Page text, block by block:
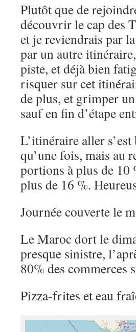
Plutôt que de
découvrir le cap des
et je reviendrais par
par un autre
piste, et déjà bien
risquer sur cet
de plus, et grimper
sauf en fin d’étape
L’itinéraire aller
qu’une fois, mais au
portions à plus de 10
plus de 16 %.
Journée couverte le
Le Maroc dort le
presque sinistre,
80% des commerces
Pizza-frites et eau